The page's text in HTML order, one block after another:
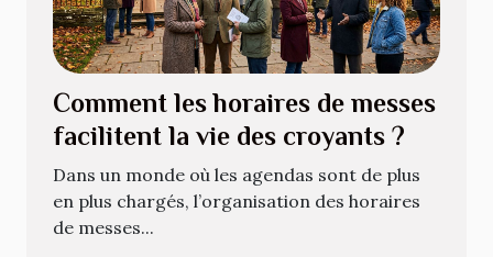
Comment les horaires de messes
facilitent la vie des croyants ?
Dans un monde où les agendas sont de plus
en plus chargés, l’organisation des horaires
de messes...